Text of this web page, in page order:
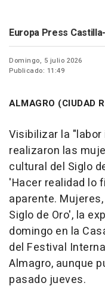
Europa Press
Domingo, 5 julio 2026
Publicado: 11:49
ALMAGRO (CIUDAD
Visibilizar la
realizaron las
cultural del Siglo
'Hacer realidad lo
aparente.
Siglo de Oro', la
domingo en la
del Festival
Almagro, aunque
pasado jueves.